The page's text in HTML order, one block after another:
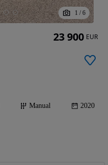
1 / 6
Manual 2020
23 900 EUR